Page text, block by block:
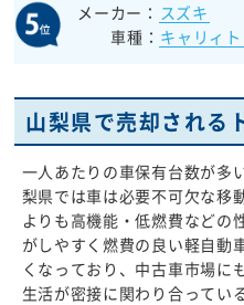
メーカー： スズキ
車種： キャリィ
山梨県で売却される
一人あたりの車保有台数が多
梨県では車は必要不可欠な移
よりも高機能・低燃費などの
がしやすく燃費の良い軽自動
くなっており、中古車市場に
生活が密接に関わり合ってい